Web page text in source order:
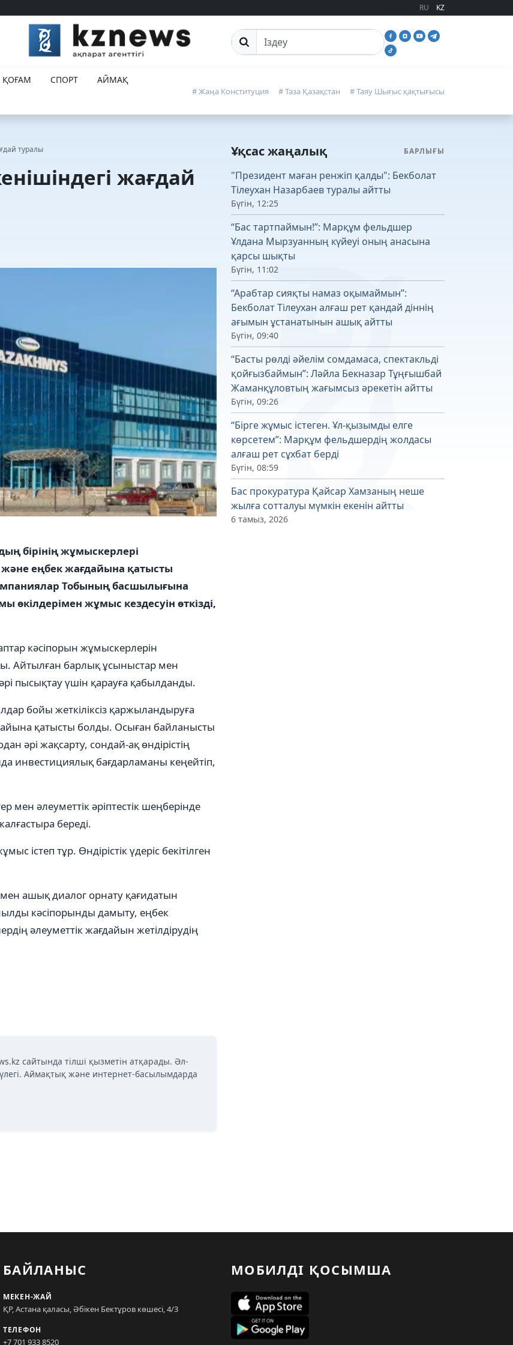
RU KZ
Сайттан іздеу
ҚОҒАМ СПОРТ
АЙМАҚ
# Жаңа Конституция # Таза Қазақстан # Таяу Шығыс қақтығысы
туралы
жағдай
бірінің жұмыскерлері
еңбек жағдайына қатысты
Тобының басшылығына
жұмыс кездесуін өткізді,
кәсіпорын жұмыскерлерін
Айтылған барлық ұсыныстар мен
пысықтау үшін қарауға қабылданды.
бойы жеткіліксіз қаржыландыруға
қатысты болды. Осыған байланысты
әрі жақсарту, сондай-ақ өндірістің
инвестициялық бағдарламаны кеңейтіп,
мен әлеуметтік әріптестік шеңберінде
береді.
істеп тұр. Өндірістік үдеріс бекітілген
ашық диалог орнату қағидатын
кәсіпорынды дамыту, еңбек
әлеуметтік жағдайын жетілдірудің
сайтында тілші қызметін атқарады. Әл-
Аймақтық және интернет-басылымдарда
Ұқсас жаңалық БАРЛЫҒЫ
"Президент маған ренжіп қалды": Бекболат
Тілеухан Назарбаев туралы айтты
Бүгін, 12:25
“Бас тартпаймын!”: Марқұм фельдшер
Ұлдана Мырзуанның күйеуі оның анасына
қарсы шықты
Бүгін, 11:02
“Арабтар сияқты намаз оқымаймын”:
Бекболат Тілеухан алғаш рет қандай діннің
ағымын ұстанатынын ашық айтты
Бүгін, 09:40
“Басты рөлді әйелім сомдамаса, спектакльді
қойғызбаймын”: Ләйла Бекназар Тұңғышбай
Жаманқұловтың жағымсыз әрекетін айтты
Бүгін, 09:26
“Бірге жұмыс істеген. Ұл-қызымды елге
көрсетем”: Марқұм фельдшердің жолдасы
алғаш рет сұхбат берді
Бүгін, 08:59
Бас прокуратура Қайсар Хамзаның неше
жылға сотталуы мүмкін екенін айтты
6 тамыз, 2026
БАЙЛАНЫС
МЕКЕН-ЖАЙ
ҚР, Астана қаласы, Әбікен Бектұров көшесі, 4/3
ТЕЛЕФОН
+7 701 933 8520
МОБИЛДІ ҚОСЫМША